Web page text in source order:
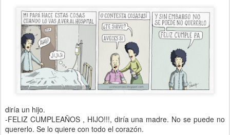
diría un hijo.
-FELIZ CUMPLEAÑOS , HIJO!!!, diría una madre. No se puede no
quererlo. Se lo quiere con todo el corazón.